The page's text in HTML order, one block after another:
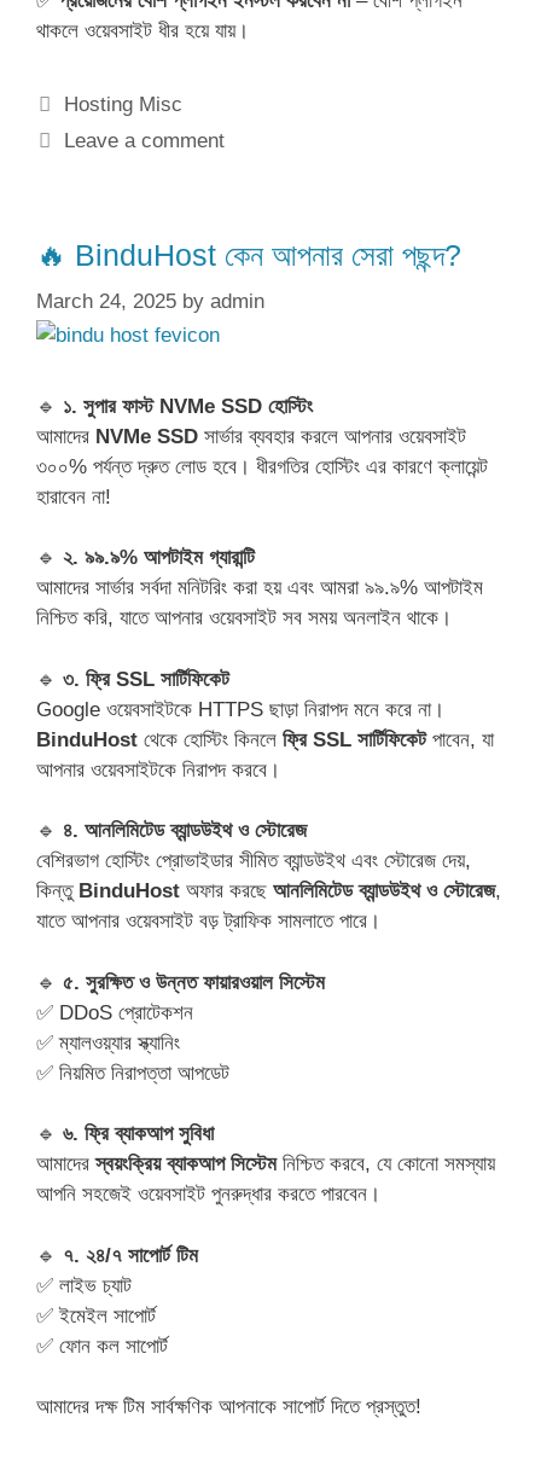
থাকলে ওয়েবসাইট ধীর হয়ে যায়।
Categories
Hosting Misc
Leave a comment
🔥 BinduHost কেন আপনার সেরা পছন্দ?
March 24, 2025 by admin
🔹 ১. সুপার ফাস্ট NVMe SSD হোস্টিং
আমাদের NVMe SSD সার্ভার ব্যবহার করলে আপনার ওয়েবসাইট
৩০০% পর্যন্ত দ্রুত লোড হবে। ধীরগতির হোস্টিং এর কারণে ক্লায়েন্ট
হারাবেন না!
🔹 ২. ৯৯.৯% আপটাইম গ্যারান্টি
আমাদের সার্ভার সর্বদা মনিটরিং করা হয় এবং আমরা ৯৯.৯% আপটাইম
নিশ্চিত করি, যাতে আপনার ওয়েবসাইট সব সময় অনলাইন থাকে।
🔹 ৩. ফ্রি SSL সার্টিফিকেট
Google ওয়েবসাইটকে HTTPS ছাড়া নিরাপদ মনে করে না।
BinduHost থেকে হোস্টিং কিনলে ফ্রি SSL সার্টিফিকেটপাবেন, যা
আপনার ওয়েবসাইটকে নিরাপদ করবে।
🔹 ৪. আনলিমিটেড ব্যান্ডউইথ ও স্টোরেজ
বেশিরভাগ হোস্টিং প্রোভাইডার সীমিত ব্যান্ডউইথ এবং স্টোরেজ দেয়,
কিন্তু BinduHost অফার করছে আনলিমিটেড ব্যান্ডউইথ ও স্টোরেজ,
যাতে আপনার ওয়েবসাইট বড় ট্রাফিক সামলাতে পারে।
🔹 ৫. সুরক্ষিত ও উন্নত ফায়ারওয়াল সিস্টেম
✅ DDoS প্রোটেকশন
✅ ম্যালওয়্যার স্ক্যানিং
✅ নিয়মিত নিরাপত্তা আপডেট
🔹 ৬. ফ্রি ব্যাকআপ সুবিধা
আমাদেরস্বয়ংক্রিয় ব্যাকআপ সিস্টেমনিশ্চিত করবে, যে কোনো সমস্যায়
আপনি সহজেই ওয়েবসাইট পুনরুদ্ধার করতে পারবেন।
🔹 ৭. ২৪/৭ সাপোর্ট টিম
✅ লাইভ চ্যাট
✅ ইমেইল সাপোর্ট
✅ ফোন কল সাপোর্ট
আমাদের দক্ষ টিম সার্বক্ষণিক আপনাকে সাপোর্ট দিতে প্রস্তুত!